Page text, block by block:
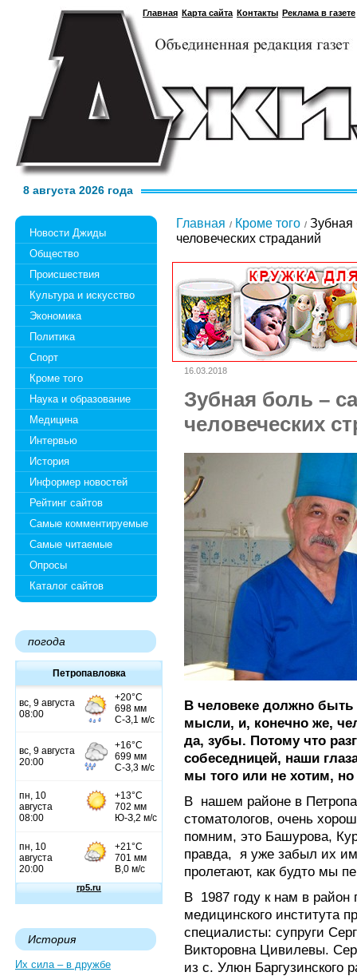
Главная Карта сайта Контакты Реклама в газете
8 августа 2026 года
Новости Джиды
Общество
Происшествия
Культура и искусство
Экономика
Политика
Спорт
Кроме того
Наука и образование
Медицина
Интервью
История
Информер новостей
Рейтинг сайтов
Самые комментируемые
Самые читаемые
Опросы
Каталог сайтов
погода
Петропавловка
История
Их сила – в дружбе
Главная Кроме того
Зубная
человеческих страданий
16.03.2018
Зубная боль –
человеческих
В человеке должно быть
мысли, и, конечно же,
да, зубы. Потому что
собеседницей, наши
мы того или не хотим,
В нашем районе в
стоматологов, очень
помним, это Башурова,
правда, я уже забыл их
пролетают, как будто мы
В 1987 году к нам в район
медицинского института
специалисты: супруги
Викторовна Цивилевы.
из с. Улюн Баргузинского